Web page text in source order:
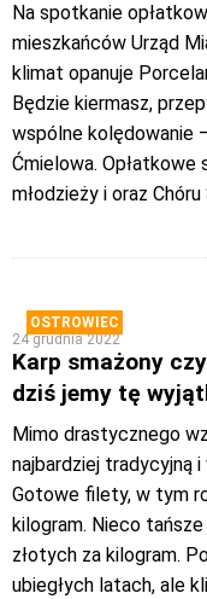
Na spotkanie
mieszkańców Urząd
klimat opanuje
Będzie kiermasz,
wspólne kolędowanie
Ćmielowa.
młodzieży i oraz
OSTROWIEC
24 grudnia 2022
Karp smażony
dziś jemy tę
Mimo drastycznego
najbardziej tradycyjną
Gotowe filety, w tym
kilogram. Nieco
złotych za kilogram.
ubiegłych latach, ale